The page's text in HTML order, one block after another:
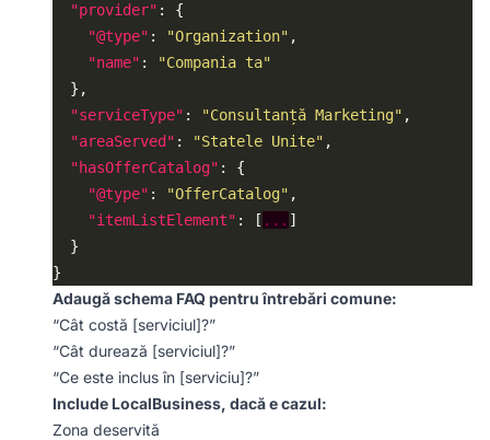
"provider"
"@type" : "Organization"
"name" :
"Compania ta"
"serviceType" : "Consultanță Marketing"
"areaServed" : "Statele Unite"
"hasOfferCatalog"
"@type" : "OfferCatalog"
"itemListElement" : [ ...
Adaugă schema FAQ pentru întrebări comune:
“Cât costă [serviciul]?”
“Cât durează [serviciul]?”
“Ce este inclus în [serviciu]?”
Include LocalBusiness, dacă e cazul:
Zona deservită